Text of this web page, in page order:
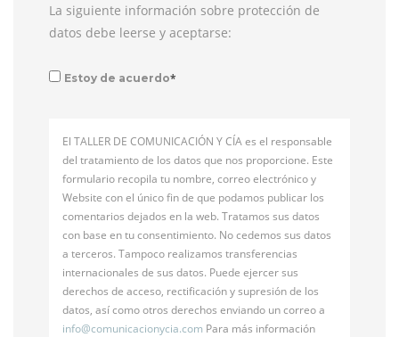
La siguiente información sobre protección de
datos debe leerse y aceptarse:
Estoy de acuerdo*
El TALLER DE COMUNICACIÓN Y CÍA es el responsable
del tratamiento de los datos que nos proporcione. Este
formulario recopila tu nombre, correo electrónico y
Website con el único fin de que podamos publicar los
comentarios dejados en la web. Tratamos sus datos
con base en tu consentimiento. No cedemos sus datos
a terceros. Tampoco realizamos transferencias
internacionales de sus datos. Puede ejercer sus
derechos de acceso, rectificación y supresión de los
datos, así como otros derechos enviando un correo a
info@comunicacionycia.com Para más información